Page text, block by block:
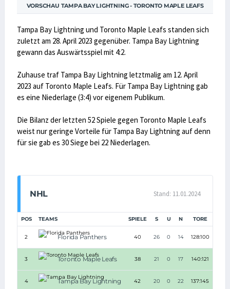
VORSCHAU TAMPA BAY LIGHTNING - TORONTO MAPLE LEAFS
Tampa Bay Lightning und Toronto Maple Leafs standen sich
zuletzt am 28. April 2023 gegenüber. Tampa Bay Lightning
gewann das Auswärtsspiel mit 4:2.
Zuhause traf Tampa Bay Lightning letztmalig am 12. April
2023 auf Toronto Maple Leafs. Für Tampa Bay Lightning gab
es eine Niederlage (3:4) vor eigenem Publikum.
Die Bilanz der letzten 52 Spiele gegen Toronto Maple Leafs
weist nur geringe Vorteile für Tampa Bay Lightning auf denn
für sie gab es 30 Siege bei 22 Niederlagen.
NHL Stand: 11.01.2024
POS TEAMS SPIELE S U N TORE
2 Florida Panthers 40 26 0 14 128:100
3 Toronto Maple Leafs 38 21 0 17 140:121
4 Tampa Bay Lightning 42 20 0 22 137:145